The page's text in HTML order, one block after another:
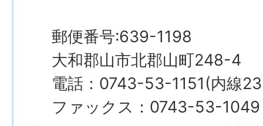
郵便番号:639-1198
大和郡山市北郡山町248-4
電話：0743-53-1151(内線
ファックス：0743-53-1049